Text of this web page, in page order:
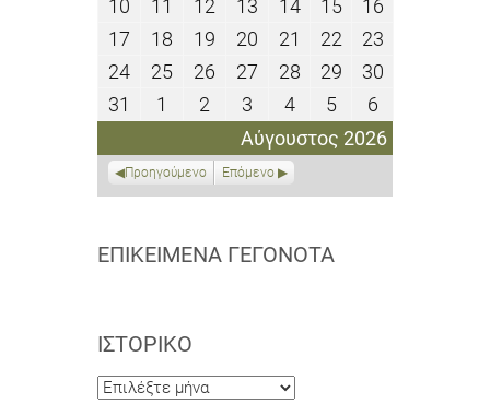
Αύγουστος 2026
2026 202620262026 202620262026
10
Αυγούστου
2026
11
Αυγούστου
2026
12
Αυγούστου
2026
13
Αυγούστου
2026
1414
Αυγούστου
2026
1515
Αυγούστου
2026
1616
Αυγούστου
2026
17
Αυγούστου
2026
18
Αυγούστου
2026
19
Αυγούστου
2026
20
Αυγούστου
2026
21
Αυγούστου
2026
2222
Αυγούστου
2026
2323
2026
2424
Αυγούστου
2026
2525
Αυγούστου
2026
26
Αυγούστου
2026
27
Αυγούστου
2026
2828
Αυγούστου
2026
2929
Αυγούστου
2026
3030
2026
31
Αυγούστου
1
Σεπτεμβρίου
2
Σεπτεμβρίου
2026
3
Σεπτεμβρίου
2026
44
Σεπτεμβρίου
2026
55
Σεπτεμβρίου
2026
66
2026
Προηγούμενο Επόμενο
ΕΠΙΚΕΊΜΕΝΑ ΓΕΓΟΝΌΤΑ
ΙΣΤΟΡΙΚΌ
Ιστορικό